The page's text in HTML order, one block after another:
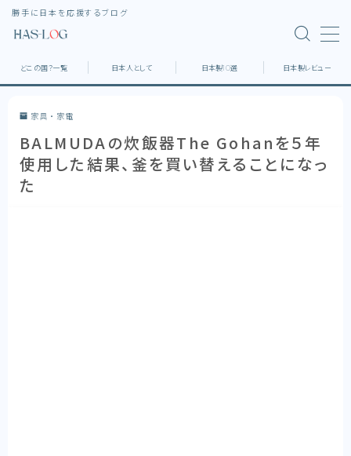
勝手に日本を応援するブログ
どこの国？一覧
日本製10選
どこの国？一覧 日本人として 日本製10選 日本製レビュー
家具・家電
BALMUDAの炊飯器The Gohanを５年
使用した結果、釜を買い替えることになっ
た